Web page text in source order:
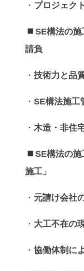
・ プロジェク
SE構法の施
請負
・技術力 と 品
・SE構法施工
・木造 ・非住
SE構法の施
施工 」
・ 元請け会社
・ 大工不在の
・協働体制に